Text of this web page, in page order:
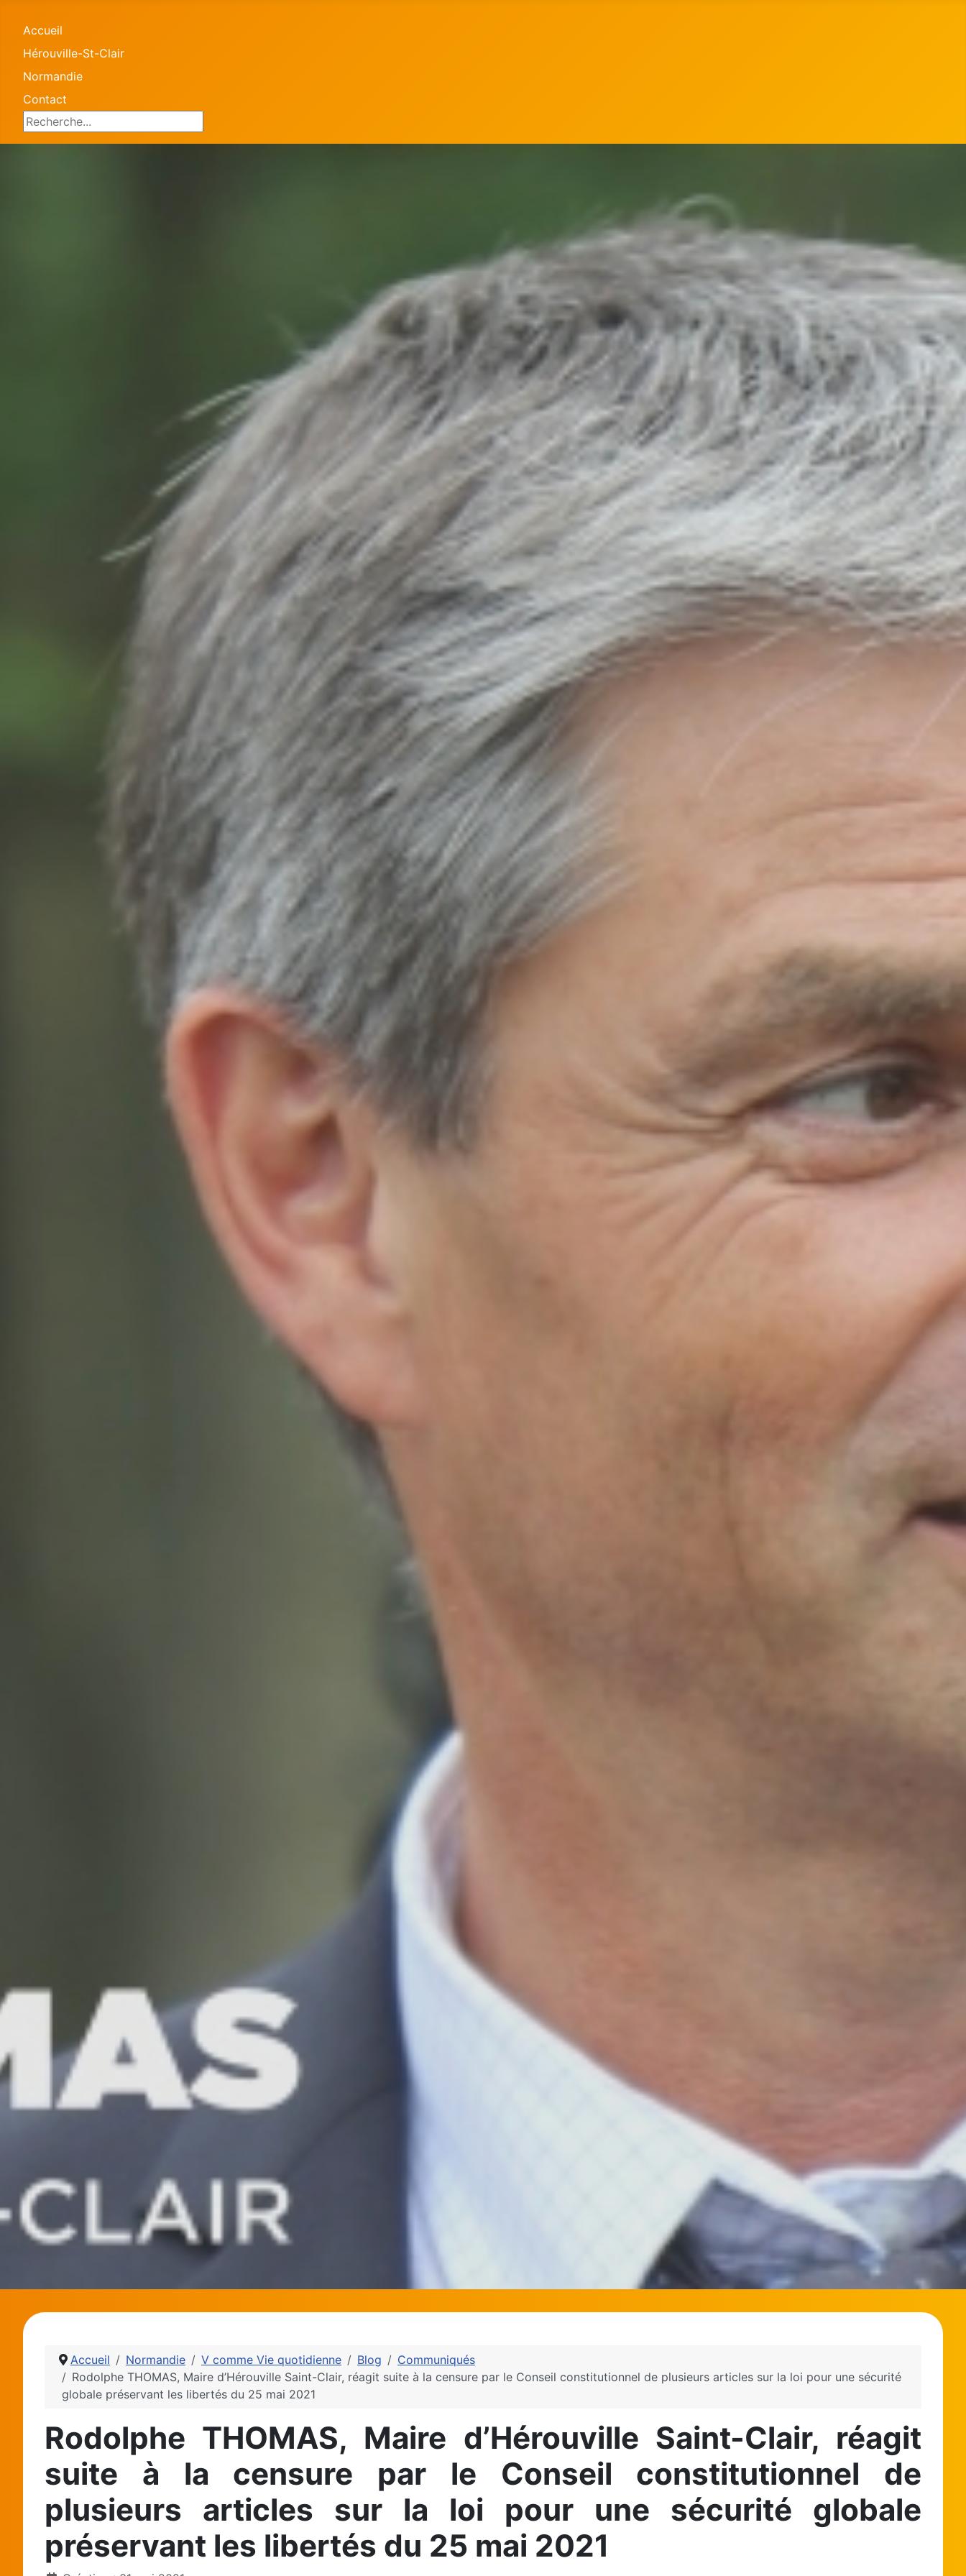
Accueil
Hérouville-St-Clair
Normandie
Contact
Search ...
Accueil Normandie V comme Vie quotidienne Blog
Communiqués
Rodolphe THOMAS, Maire d’Hérouville Saint-Clair, réagit suite à la censure par le Conseil constitutionnel de plusieurs articles sur la loi pour une sécurité
globale préservant les libertés du 25 mai 2021
Rodolphe THOMAS, Maire d’Hérouville Saint-Clair, réagit
suite à la censure par le Conseil constitutionnel de
plusieurs articles sur la loi pour une sécurité globale
préservant les libertés du 25 mai 2021